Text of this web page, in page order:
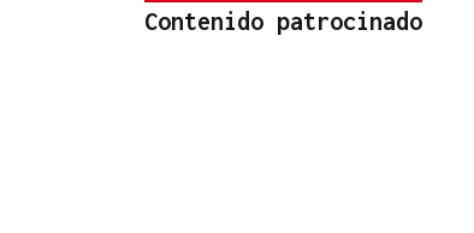
Contenido patrocinado